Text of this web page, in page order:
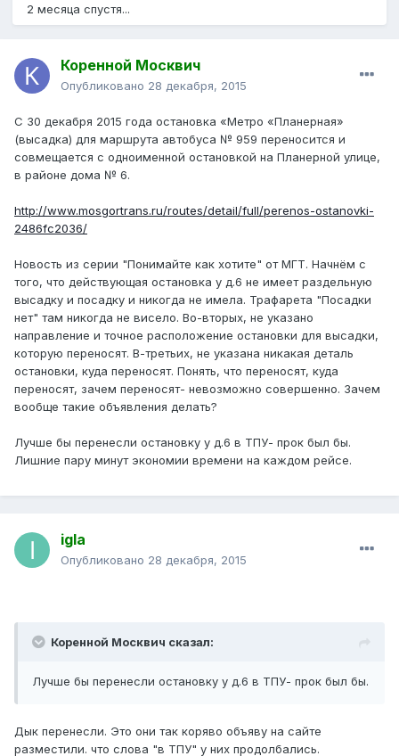
2 месяца спустя...
Коренной Москвич
Опубликовано 28 декабря, 2015
С 30 декабря 2015 года остановка «Метро «Планерная»
(высадка) для маршрута автобуса № 959 переносится и
совмещается с одноименной остановкой на Планерной улице,
в районе дома № 6.
http://www.mosgortrans.ru/routes/detail/full/perenos-ostanovki-
2486fc2036/
Новость из серии "Понимайте как хотите" от МГТ. Начнём с
того, что действующая остановка у д.6 не имеет раздельную
высадку и посадку и никогда не имела. Трафарета "Посадки
нет" там никогда не висело. Во-вторых, не указано
направление и точное расположение остановки для высадки,
которую переносят. В-третьих, не указана никакая деталь
остановки, куда переносят. Понять, что переносят, куда
переносят, зачем переносят- невозможно совершенно. Зачем
вообще такие объявления делать?
Лучше бы перенесли остановку у д.6 в ТПУ- прок был бы.
Лишние пару минут экономии времени на каждом рейсе.
igla
Опубликовано 28 декабря, 2015
Коренной Москвич сказал:
Лучше бы перенесли остановку у д.6 в ТПУ- прок был бы.
Дык перенесли. Это они так коряво объяву на сайте
разместили. что слова "в ТПУ" у них продолбались.